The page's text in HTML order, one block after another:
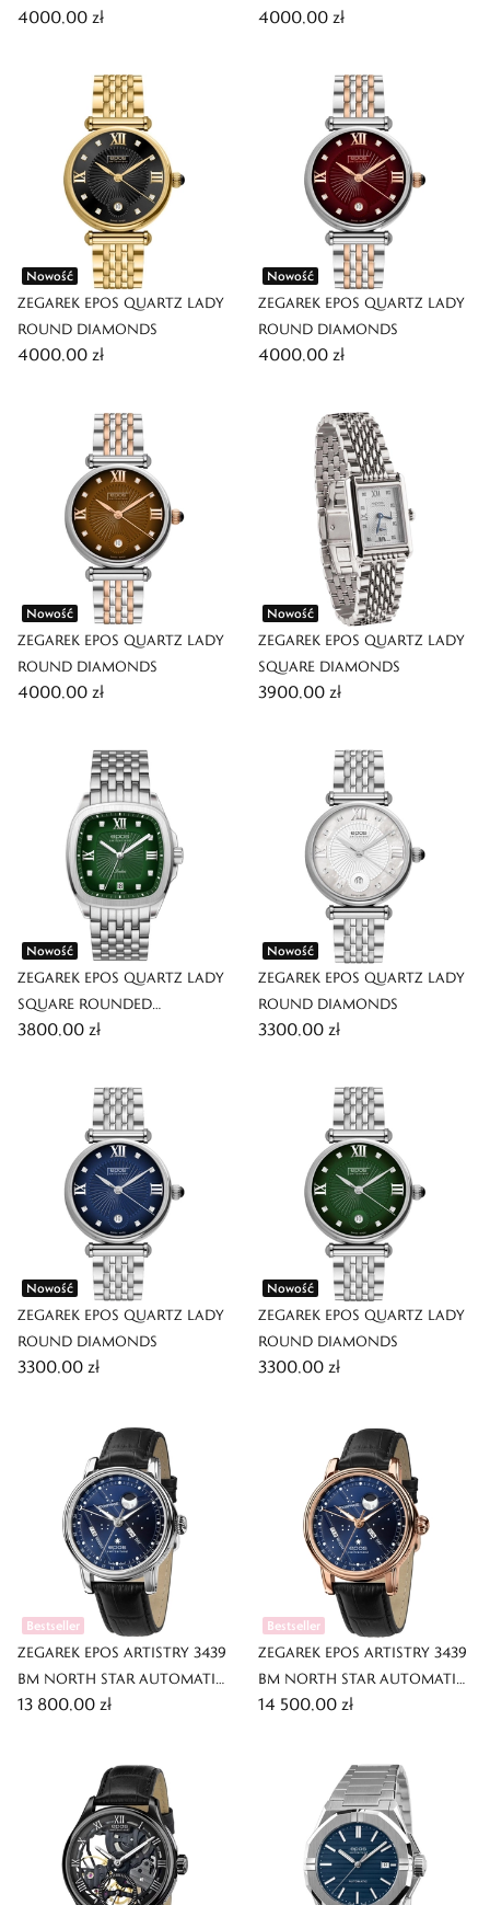
4000,00 zł 4000,00 zł
Nowość
ZEGAREK EPOS QUARTZ LADY
ROUND DIAMONDS
4000,00 zł
Nowość
ZEGAREK EPOS QUARTZ LADY
ROUND DIAMONDS
4000,00 zł
Nowość
ZEGAREK EPOS QUARTZ LADY
ROUND DIAMONDS
4000,00 zł
Nowość
ZEGAREK EPOS QUARTZ LADY
SQUARE DIAMONDS
3900,00 zł
Nowość
ZEGAREK EPOS QUARTZ LADY
SQUARE ROUNDED
DIAMONDS
3800,00 zł
Nowość
ZEGAREK EPOS QUARTZ LADY
ROUND DIAMONDS
3300,00 zł
Nowość
ZEGAREK EPOS QUARTZ LADY
ROUND DIAMONDS
3300,00 zł
Nowość
ZEGAREK EPOS QUARTZ LADY
ROUND DIAMONDS
3300,00 zł
Bestseller
ZEGAREK EPOS ARTISTRY 3439
BM NORTH STAR AUTOMATIC
MOONPHASE
13 800,00 zł
Bestseller
ZEGAREK EPOS ARTISTRY 3439
BM NORTH STAR AUTOMATIC
MOONPHASE
14 500,00 zł